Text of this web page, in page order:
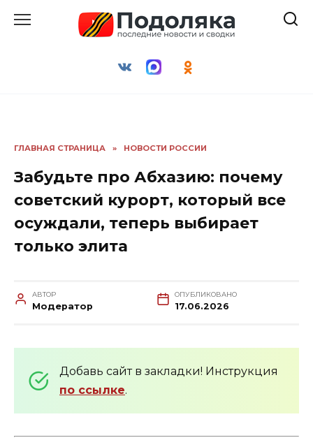
ГЛАВНАЯ СТРАНИЦА » НОВОСТИ РОССИИ
Забудьте про Абхазию: почему
советский курорт, который все
осуждали, теперь выбирает
только элита
АВТОР
Модератор
ОПУБЛИКОВАНО
17.06.2026
Добавь сайт в закладки! Инструкция
по ссылке.